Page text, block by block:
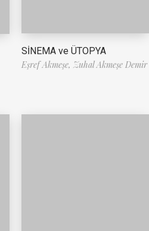
SİNEMA ve ÜTOPYA
Eşref Akmeşe, Zuhal Akmeşe Demir